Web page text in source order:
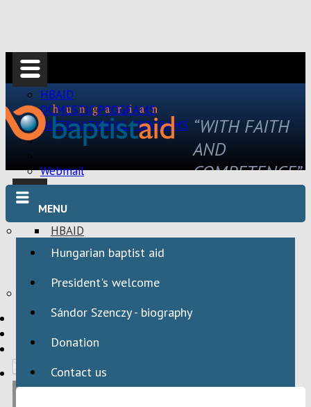
HBAID
DOMESTIC PROGRAMS
INTERNATIONAL PROGRAMS
Webmail
HBAID
DOMESTIC PROGRAMS
HBAID
INTERNATIONAL PROGRAMS
“WITH FAITH
AND
COMPETENCE”
MENU
Hungarian baptist aid
President's welcome
Sándor Szenczy - biography
Donation
Contact us